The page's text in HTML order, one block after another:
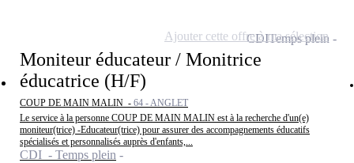
Moniteur éducateur / Monitrice
éducatrice (H/F)
COUP DE MAIN MALIN - 64 - ANGLET
Le service à la personne COUP DE MAIN MALIN est à la recherche d'un(e)
moniteur(trice) -Educateur(trice) pour assurer des accompagnements éducatifs
spécialisés et personnalisés auprès d'enfants,...
CDI - Temps plein
CDITemps plein
Ajouter cette offre à ma sélection